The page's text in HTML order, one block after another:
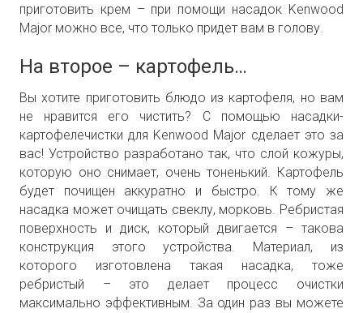
приготовить крем – при помощи насадок Kenwood
Major можно все, что только придет вам в голову.
На второе – картофель…
Вы хотите приготовить блюдо из картофеля, но вам
не нравится его чистить? С помощью насадки-
картофелечистки для Kenwood Major сделает это за
вас! Устройство разработано так, что слой кожуры,
которую оно снимает, очень тоненький. Картофель
будет почищен аккуратно и быстро. К тому же
насадка может очищать свеклу, морковь. Ребристая
поверхность и диск, который двигается – такова
конструкция этого устройства. Материал, из
которого изготовлена такая насадка, тоже
ребристый – это делает процесс очистки
максимально эффективным. За один раз вы можете